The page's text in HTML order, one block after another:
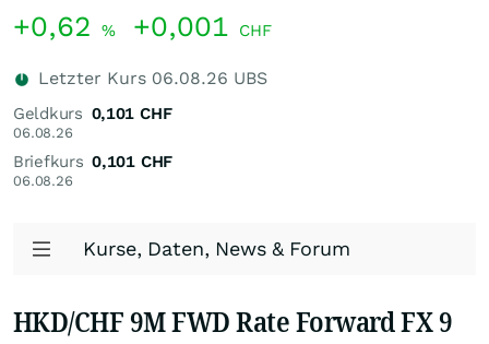
+0,62 % +0,001 CHF
Letzter Kurs 06.08.26 UBS
Geldkurs
06.08.26
0,101 CHF
Briefkurs
06.08.26
0,101 CHF
Kurse, Daten, News & Forum
HKD/CHF 9M FWD Rate Forward FX 9